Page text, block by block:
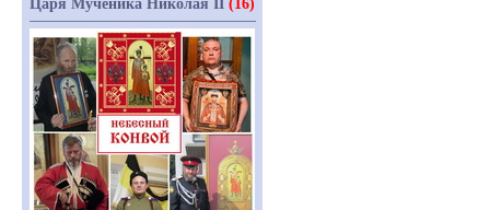
Царя Мученика Николая II (16)